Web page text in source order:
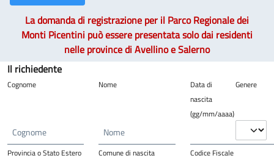
La domanda di registrazione per il Parco Regionale dei
Monti Picentini può essere presentata solo dai residenti
nelle province di Avellino e Salerno
Il richiedente
Cognome Nome
Data di
nascita
(gg/mm/aaaa)
Genere
Provincia o Stato Estero
Comune di nascita Codice Fiscale